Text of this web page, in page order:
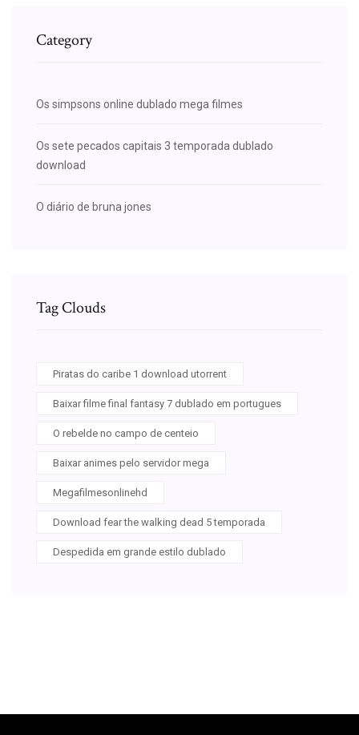
Category
Os simpsons online dublado mega filmes
Os sete pecados capitais 3 temporada dublado
download
O diário de bruna jones
Tag Clouds
Piratas do caribe 1 download utorrent
Baixar filme final fantasy 7 dublado em portugues
O rebelde no campo de centeio
Baixar animes pelo servidor mega
Megafilmesonlinehd
Download fear the walking dead 5 temporada
Despedida em grande estilo dublado